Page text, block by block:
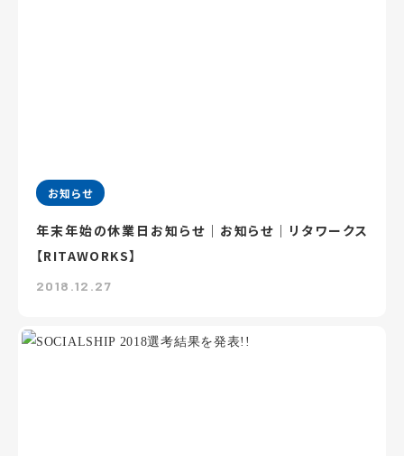
お知らせ
年末年始の休業日お知らせ｜お知らせ｜リタワークス
【RITAWORKS】
2018.12.27